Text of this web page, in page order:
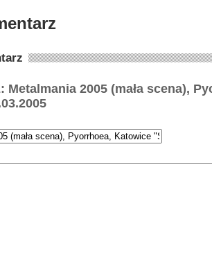
Metalmania 2005 (mała scena),